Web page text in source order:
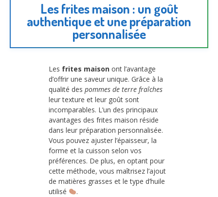
Les frites maison : un goût
authentique et une préparation
personnalisée
Les frites maison ont l’avantage
d’offrir une saveur unique. Grâce à la
qualité des pommes de terre fraîches
leur texture et leur goût sont
incomparables. L’un des principaux
avantages des frites maison réside
dans leur préparation personnalisée.
Vous pouvez ajuster l’épaisseur, la
forme et la cuisson selon vos
préférences. De plus, en optant pour
cette méthode, vous maîtrisez l’ajout
de matières grasses et le type d’huile
utilisé
.